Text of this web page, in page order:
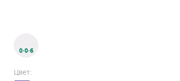
0·0·6
Цвет: